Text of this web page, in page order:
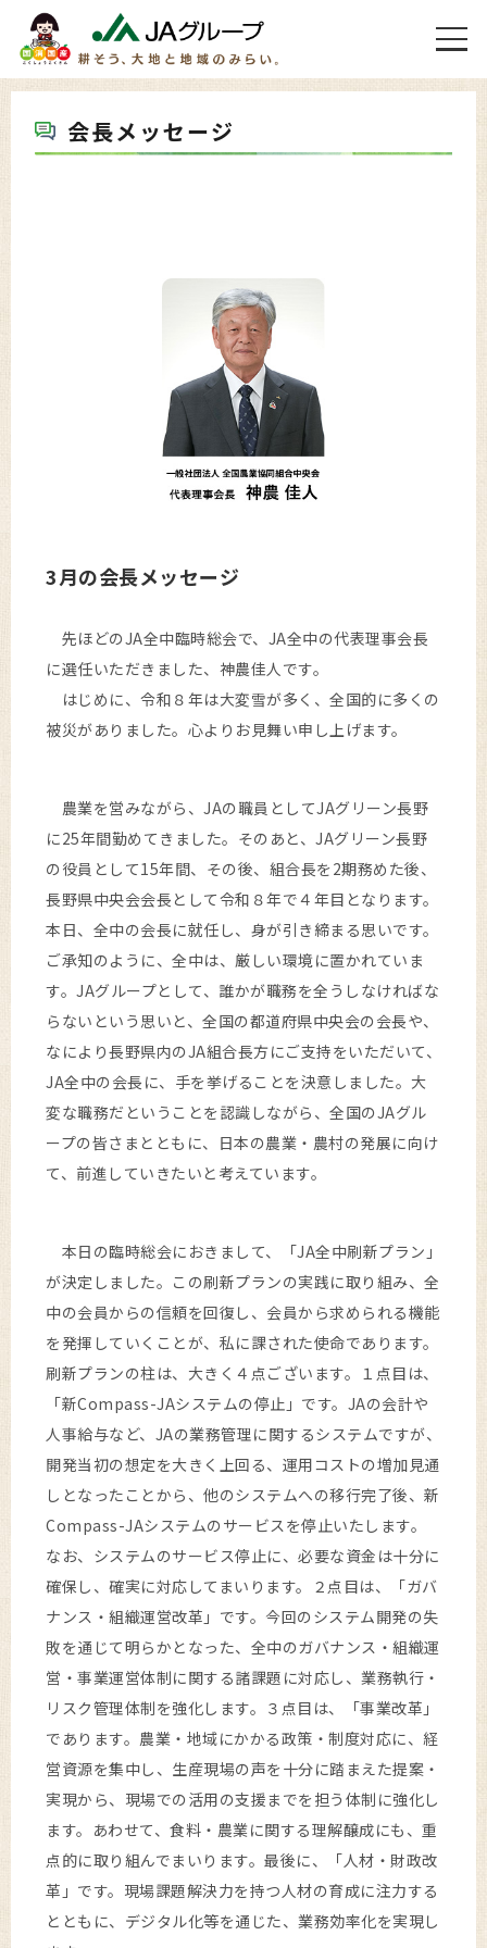
会長メッセージ
3月の会長メッセージ
先ほどのJA全中臨時総会で、JA全中の代表理事会長
に選任いただきました、神農佳人です。
はじめに、令和８年は大変雪が多く、全国的に多くの
被災がありました。心よりお見舞い申し上げます。
農業を営みながら、JAの職員としてJAグリーン長野
に25年間勤めてきました。そのあと、JAグリーン長野
の役員として15年間、その後、組合長を2期務めた後、
長野県中央会会長として令和８年で４年目となります。
本日、全中の会長に就任し、身が引き締まる思いです。
ご承知のように、全中は、厳しい環境に置かれていま
す。JAグループとして、誰かが職務を全うしなければな
らないという思いと、全国の都道府県中央会の会長や、
なにより長野県内のJA組合長方にご支持をいただいて、
JA全中の会長に、手を挙げることを決意しました。大
変な職務だということを認識しながら、全国のJAグル
ープの皆さまとともに、日本の農業・農村の発展に向け
て、前進していきたいと考えています。
本日の臨時総会におきまして、「JA全中刷新プラン」
が決定しました。この刷新プランの実践に取り組み、全
中の会員からの信頼を回復し、会員から求められる機能
を発揮していくことが、私に課された使命であります。
刷新プランの柱は、大きく４点ございます。１点目は、
「新Compass-JAシステムの停止」です。JAの会計や
人事給与など、JAの業務管理に関するシステムですが、
開発当初の想定を大きく上回る、運用コストの増加見通
しとなったことから、他のシステムへの移行完了後、新
Compass-JAシステムのサービスを停止いたします。
なお、システムのサービス停止に、必要な資金は十分に
確保し、確実に対応してまいります。２点目は、「ガバ
ナンス・組織運営改革」です。今回のシステム開発の失
敗を通じて明らかとなった、全中のガバナンス・組織運
営・事業運営体制に関する諸課題に対応し、業務執行・
リスク管理体制を強化します。３点目は、「事業改革」
であります。農業・地域にかかる政策・制度対応に、経
営資源を集中し、生産現場の声を十分に踏まえた提案・
実現から、現場での活用の支援までを担う体制に強化し
ます。あわせて、食料・農業に関する理解醸成にも、重
点的に取り組んでまいります。最後に、「人材・財政改
革」です。現場課題解決力を持つ人材の育成に注力する
とともに、デジタル化等を通じた、業務効率化を実現し